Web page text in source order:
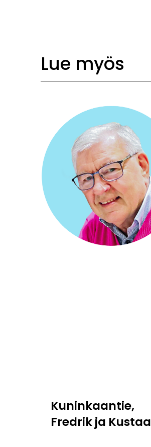
Lue myös
Kuninkaantie,
Fredrik ja Kustaa